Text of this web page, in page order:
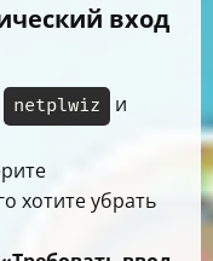
вход
netplwiz
и
хотите убрать